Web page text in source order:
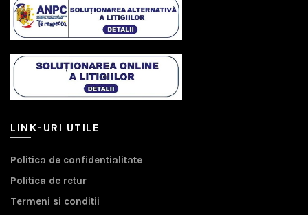
LINK-URI UTILE
Politica de confidentialitate
Politica de retur
Termeni si conditii